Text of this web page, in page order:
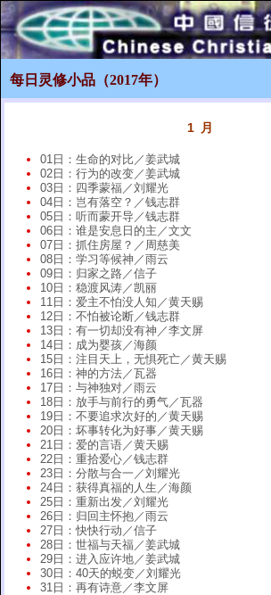
每日灵修小品（2017年）
1 月
01日：生命的对比／姜武城
02日：行为的改变／姜武城
03日：四季蒙福／刘耀光
04日：岂有落空？／钱志群
05日：听而蒙开导／钱志群
06日：谁是安息日的主／文文
07日：抓住房屋？／周慈美
08日：学习等候神／雨云
09日：归家之路／信子
10日：稳渡风涛／凯丽
11日：爱主不怕没人知／黄天赐
12日：不怕被论断／钱志群
13日：有一切却没有神／李文屏
14日：成为婴孩／海颜
15日：注目天上，无惧死亡／黄天赐
16日：神的方法／瓦器
17日：与神独对／雨云
18日：放手与前行的勇气／瓦器
19日：不要追求次好的／黄天赐
20日：坏事转化为好事／黄天赐
21日：爱的言语／黄天赐
22日：重拾爱心／钱志群
23日：分散与合一／刘耀光
24日：获得真福的人生／海颜
25日：重新出发／刘耀光
26日：归回主怀抱／雨云
27日：快快行动／信子
28日：世福与天福／姜武城
29日：进入应许地／姜武城
30日：40天的蜕变／刘耀光
31日：再有诗意／李文屏